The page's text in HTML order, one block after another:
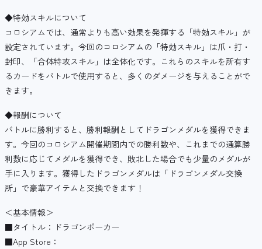
◆特効スキルについて
コロシアムでは、通常よりも高い効果を発揮する「特効スキル」が
設定されています。今回のコロシアムの「特効スキル」は爪・打・
封印、「合体特攻スキル」は全体化です。これらのスキルを所有す
るカードをバトルで使用すると、多くのダメージを与えることがで
きます。
◆報酬について
バトルに勝利すると、勝利報酬としてドラゴンメダルを獲得できま
す。今回のコロシアム開催期間内での勝利数や、これまでの通算勝
利数に応じてメダルを獲得でき、敗北した場合でも少量のメダルが
手に入ります。獲得したドラゴンメダルは「ドラゴンメダル交換
所」で豪華アイテムと交換できます！
＜基本情報＞
■タイトル：ドラゴンポーカー
■App Store：